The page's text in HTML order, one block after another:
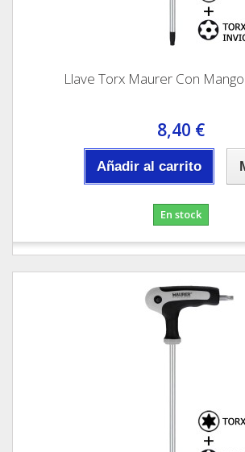
Llave Torx Maurer Con Mango
8,40 €
Añadir al carrito
En stock